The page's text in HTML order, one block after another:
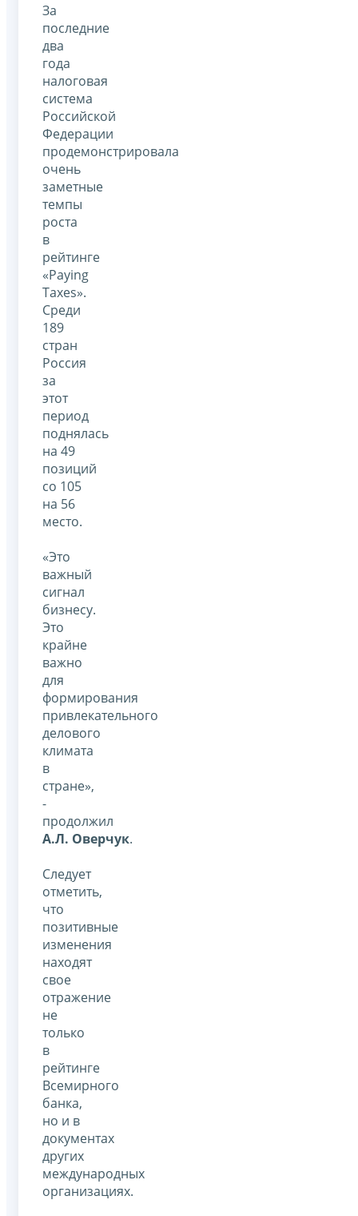
За
последние
два
года
налоговая
система
Российской
Федерации
продемонстрировала
очень
заметные
темпы
роста
в
рейтинге
«Paying
Taxes».
Среди
189
стран
Россия
за
этот
период
поднялась
на 49
позиций
со 105
на 56
место.
«Это
важный
сигнал
бизнесу.
Это
крайне
важно
для
формирования
привлекательного
делового
климата
в
стране»,
-
продолжил
А.Л. Оверчук.
Следует
отметить,
что
позитивные
изменения
находят
свое
отражение
не
только
в
рейтинге
Всемирного
банка,
но и в
документах
других
международных
организациях.